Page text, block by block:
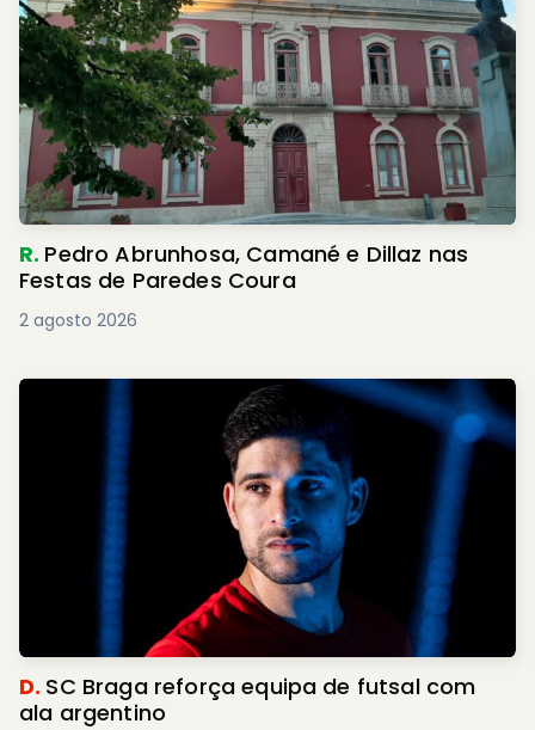
R. Pedro Abrunhosa, Camané e Dillaz nas
Festas de Paredes Coura
2 agosto 2026
D. SC Braga reforça equipa de futsal com
ala argentino